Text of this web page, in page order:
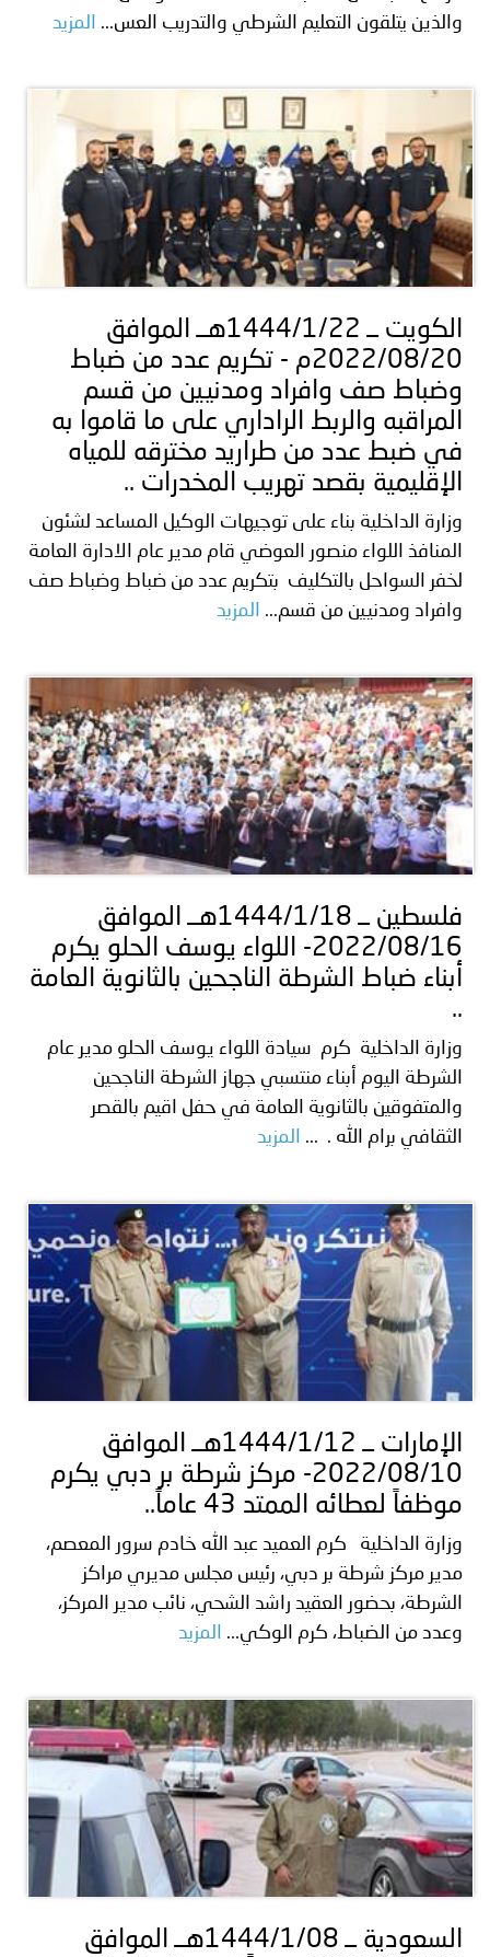
والذين يتلقون التعليم الشرطي والتدريب العس...
المزيد
الكويت ــ 1444/1/22هــ الموافق
2022/08/20م - تكريم عدد من ضباط
وضباط صف وافراد ومدنيين من قسم
المراقبه والربط الراداري على ما قاموا به
في ضبط عدد من طراريد مخترقه للمياه
الإقليمية بقصد تهريب المخدرات ..
وزارة الداخلية بناء على توجيهات الوكيل المساعد لشئون
المنافذ اللواء منصور العوضي قام مدير عام الادارة العامة
لخفر السواحل بالتكليف بتكريم عدد من ضباط وضباط صف
وافراد ومدنيين من قسم...
المزيد
فلسطين ــ 1444/1/18هــ الموافق
2022/08/16- اللواء يوسف الحلو يكرم
أبناء ضباط الشرطة الناجحين بالثانوية العامة
..
وزارة الداخلية كرم سيادة اللواء يوسف الحلو مدير عام
الشرطة اليوم أبناء منتسبي جهاز الشرطة الناجحين
والمتفوقين بالثانوية العامة في حفل اقيم بالقصر
الثقافي برام الله . ...
المزيد
الإمارات ــ 1444/1/12هــ الموافق
2022/08/10- مركز شرطة بر دبي يكرم
موظفاً لعطائه الممتد 43 عاماً..
وزارة الداخلية كرم العميد عبد الله خادم سرور المعصم،
مدير مركز شرطة بر دبي، رئيس مجلس مديري مراكز
الشرطة، بحضور العقيد راشد الشحي، نائب مدير المركز،
وعدد من الضباط، كرم الوكي...
المزيد
السعودية ــ 1444/1/08هــ الموافق